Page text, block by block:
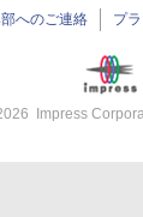
へのご連絡 プ
Impress